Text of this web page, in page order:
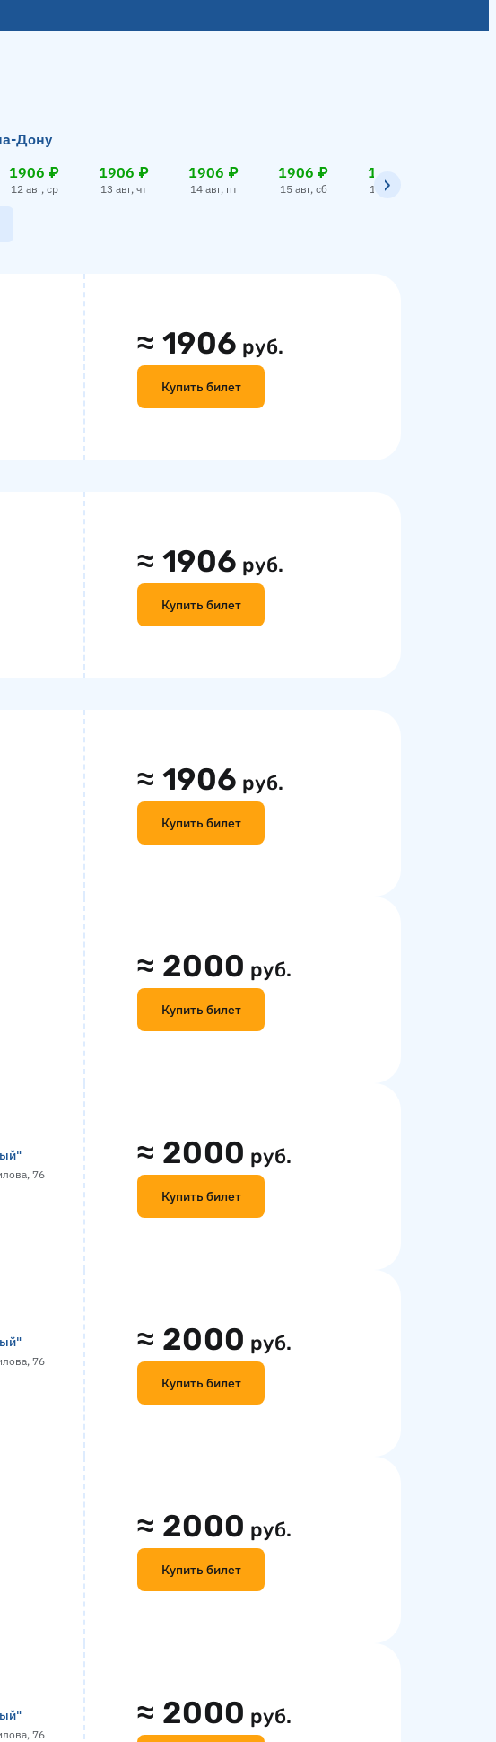
Дону
1906 ₽
12 авг, ср
1906 ₽
13 авг, чт
1906 ₽
14 авг, пт
1906 ₽
15 авг, сб
1906 ₽
16 авг, вс
≈1906 руб.
Купить билет
≈1906 руб.
Купить билет
≈1906 руб.
Купить билет
≈ 2000 руб.
Купить билет
76
≈ 2000 руб.
Купить билет
76
≈ 2000 руб.
Купить билет
≈ 2000 руб.
Купить билет
76
≈ 2000 руб.